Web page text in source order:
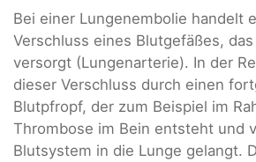
Bei einer Lungenembolie handelt
Verschluss eines Blutgefäßes,
versorgt (Lungenarterie). In der
dieser Verschluss durch einen
Blutpfropf, der zum Beispiel im
Thrombose im Bein entsteht und
Blutsystem in die Lunge gelangt.